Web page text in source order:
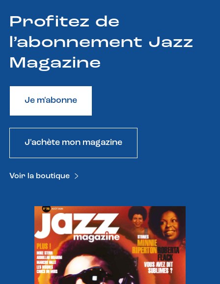
Profitez de
l’abonnement Jazz
Magazine
Je m'abonne
J'achète mon magazine
Voir la boutique